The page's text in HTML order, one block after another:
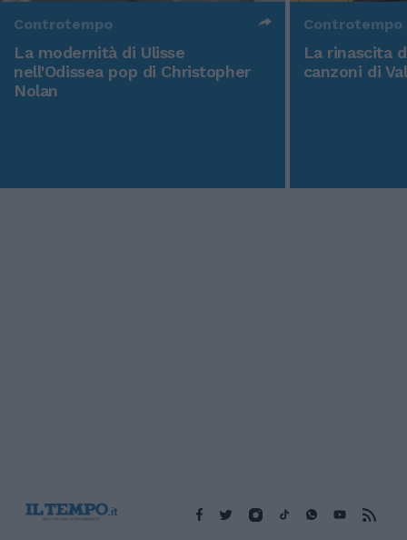
Controtempo
La modernità di Ulisse
nell'Odissea pop di Christopher
Nolan
Controtempo
La rinascita
canzoni di